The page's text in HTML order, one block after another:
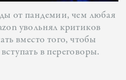
от пандемии, чем любая
увольнял критиков
вместо того, чтобы
в переговоры.